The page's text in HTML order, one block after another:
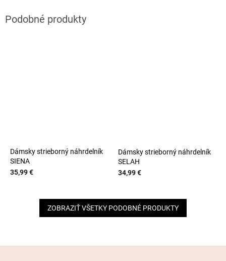
Dámsky strieborný náhrdelník
SIENA
35,99 €
Dámsky strieborný náhrdelník
SELAH
34,99 €
ZOBRAZIŤ VŠETKY PODOBNÉ PRODUKTY